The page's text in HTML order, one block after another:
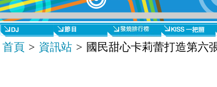
首頁 > 資訊站 > 國民甜心卡莉蕾打造第六